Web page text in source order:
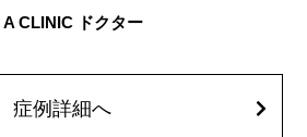
常は数日〜1週間程度で徐々に軽快します。ま
菌感染、血管閉塞、しこり（硬化）や小さな
定 76,800円(税込)
A CLINIC ドクター
症例詳細へ